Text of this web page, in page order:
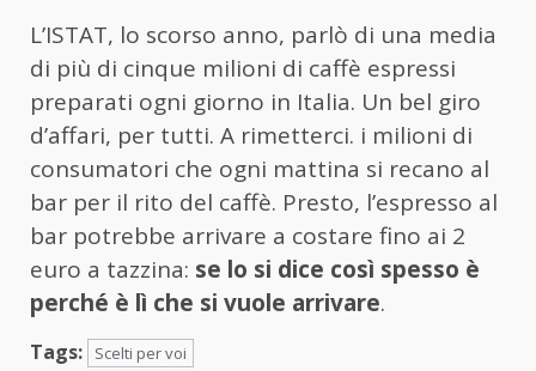
L’ISTAT, lo scorso anno, parlò di una media
di più di cinque milioni di caffè espressi
preparati ogni giorno in Italia. Un bel giro
d’affari, per tutti. A rimetterci. i milioni di
consumatori che ogni mattina si recano al
bar per il rito del caffè. Presto, l’espresso al
bar potrebbe arrivare a costare fino ai 2
euro a tazzina: se lo si dice così spesso è
perché è lì che si vuole arrivare.
Tags: Scelti per voi